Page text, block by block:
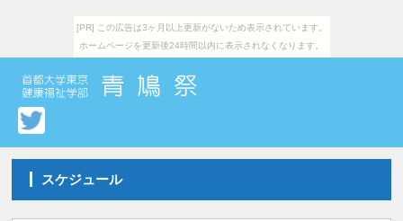
[PR] この広告は3ヶ月以上更新がないため表示されています。
ホームページを更新後24時間以内に表示されなくなります。
スケジュール